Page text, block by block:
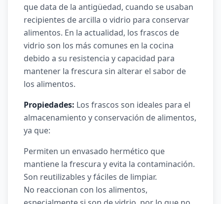
que data de la antigüedad, cuando se usaban
recipientes de arcilla o vidrio para conservar
alimentos. En la actualidad, los frascos de
vidrio son los más comunes en la cocina
debido a su resistencia y capacidad para
mantener la frescura sin alterar el sabor de
los alimentos.
Propiedades: Los frascos son ideales para el
almacenamiento y conservación de alimentos,
ya que:
Permiten un envasado hermético que
mantiene la frescura y evita la contaminación.
Son reutilizables y fáciles de limpiar.
No reaccionan con los alimentos,